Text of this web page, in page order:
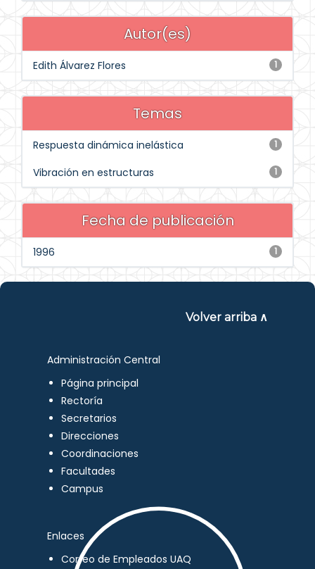
Autor(es)
1
Edith Álvarez Flores
Temas
1
Respuesta dinámica inelástica
1
Vibración en estructuras
Fecha de publicación
1
1996
Volver arriba ∧
Administración Central
Página principal
Rectoría
Secretarios
Direcciones
Coordinaciones
Facultades
Campus
Enlaces
Correo de Empleados UAQ